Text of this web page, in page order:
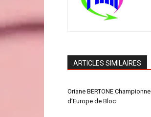
ARTICLES SIMILAIRES
Oriane BERTONE Championne
d’Europe de Bloc